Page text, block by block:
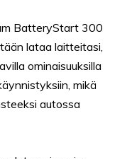
BatteryStart 300
lataa laitteitasi,
ominaisuuksilla
mikä
autossa